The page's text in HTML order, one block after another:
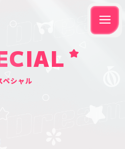
ペシャル